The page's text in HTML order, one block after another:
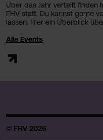
Über das Jahr verteilt finden
FHV statt. Du kannst gerne
lassen. Hier ein Überblick
Alle Events
© FHV 2026